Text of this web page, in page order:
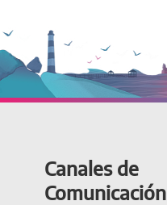
Canales de
Comunicación